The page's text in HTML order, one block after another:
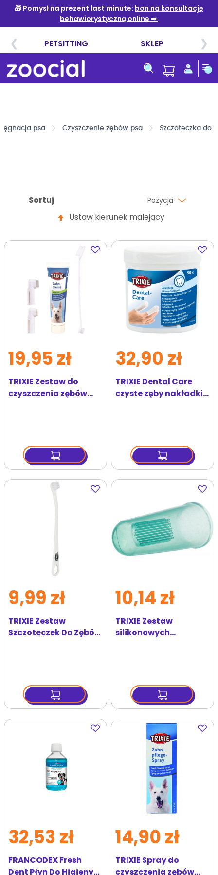
do
treści
psa Czyszczenie zębów psa Szczoteczka do
Sortuj Pozycja
Ustaw kierunek malejący
Dodaj
do
ulubionych
TRIXIE Zestaw do
czyszczenia zębów
19,95 zł
Dodaj
do
TRIXIE Dental Care
czyste zęby nakładki
32,90 zł
Dodaj
do
TRIXIE Zestaw
Szczoteczek Do Zębów
9,99 zł
Dodaj
do
TRIXIE Zestaw
silikonowych
10,14 zł
Dodaj
do
FRANCODEX Fresh
Dent Płyn Do Higieny
32,53 zł
Dodaj
do
TRIXIE Spray do
czyszczenia zębów
14,90 zł